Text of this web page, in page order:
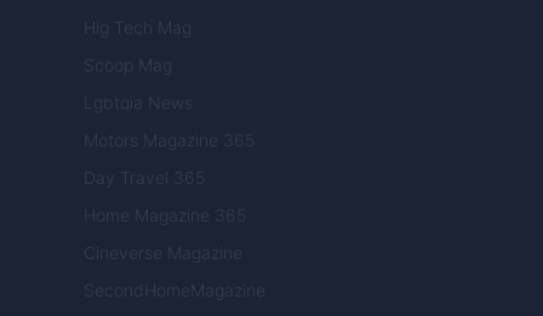
Hig Tech Mag
Scoop Mag
Lgbtqia News
Motors Magazine 365
Day Travel 365
Home Magazine 365
Cineverse Magazine
SecondHomeMagazine